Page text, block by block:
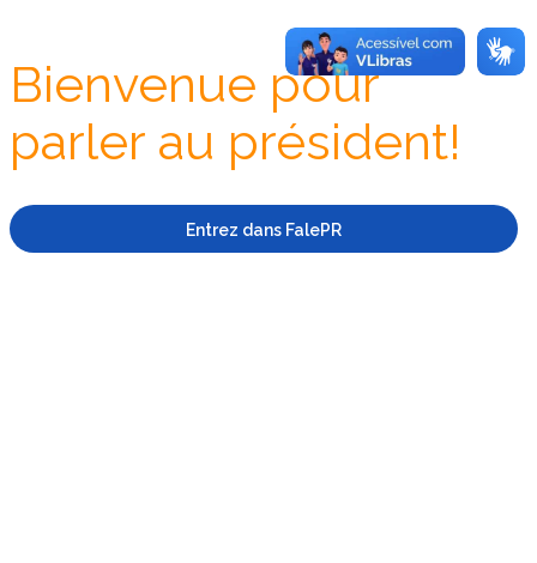
Bienvenue pour
parler au président!
Entrez dans FalePR